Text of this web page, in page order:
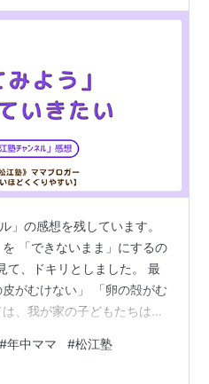
」の感想を残しています。
「できないまま」にするの
て、ドキリとしました。 最
がむけない」 「卵の殻がむ
、我が家の子どもたちは大
これから先、生きていく中
があること」 「できたほう
#年中ママ #松江塾